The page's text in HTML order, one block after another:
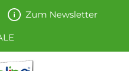
Zum Newsletter